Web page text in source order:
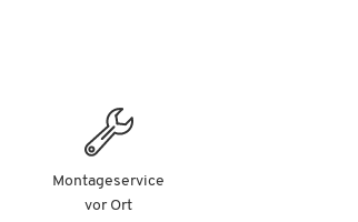
Montageservice
vor Ort